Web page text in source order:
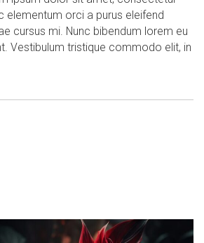
elementum orci a purus eleifend
cursus mi. Nunc bibendum lorem eu
Vestibulum tristique commodo elit, in